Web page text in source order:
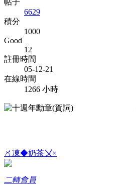
帖子
6629
積分
1000
Good
12
註冊時間
05-12-21
在線時間
1266 小時
〥凍◆奶茶〤×
二轉會員